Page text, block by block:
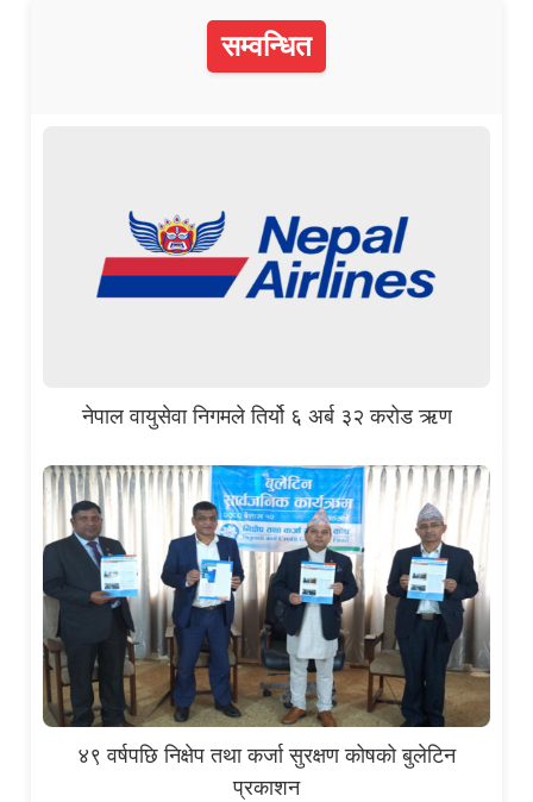
सम्वन्धित
नेपाल वायुसेवा निगमले तिर्यो ६ अर्ब ३२ करोड ऋण
४९ वर्षपछि निक्षेप तथा कर्जा सुरक्षण कोषको बुलेटिन
प्रकाशन